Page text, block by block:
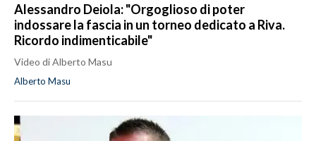
Alessandro Deiola: "Orgoglioso di poter
indossare la fascia in un torneo dedicato a Riva.
Ricordo indimenticabile"
Video di Alberto Masu
Alberto Masu